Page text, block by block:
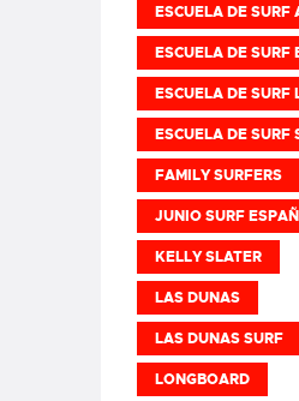
ESCUELA DE SURF
ESCUELA DE SURF
ESCUELA DE SURF
ESCUELA DE SURF
FAMILY SURFERS
JUNIO SURF
KELLY SLATER
LAS DUNAS
LAS DUNAS SURF
LONGBOARD